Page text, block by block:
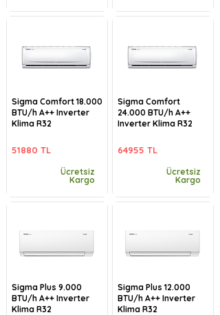
Sigma Comfort 18.000
BTU/h A++ Inverter
Klima R32
51880 TL
Ücretsiz
Kargo
Sigma Plus 9.000
BTU/h A++ Inverter
Klima R32
Sigma Comfort
24.000 BTU/h A++
Inverter Klima R32
64955 TL
Ücretsiz
Kargo
Sigma Plus 12.000
BTU/h A++ Inverter
Klima R32